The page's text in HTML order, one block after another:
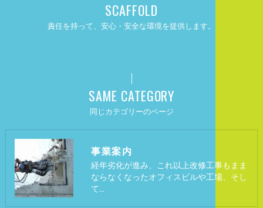
SCAFFOLD
責任を持って、安心・安全な環境を提供します。
同じカテゴリーのページ
SAME CATEGORY
事業案内
経年劣化が進み、これ以上改修工事もまま
ならなくなったオフィスビルや工場、そし
て…